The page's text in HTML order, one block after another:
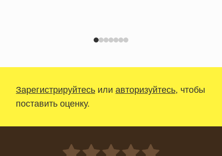
Зарегистрируйтесь или авторизуйтесь, чтобы
поставить оценку.